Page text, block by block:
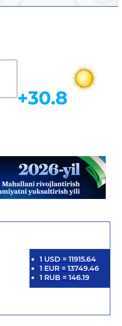
Ob-havo
+30.8
1 USD = 11915.64
1 EUR= 13749.46
1 RUB = 146.19